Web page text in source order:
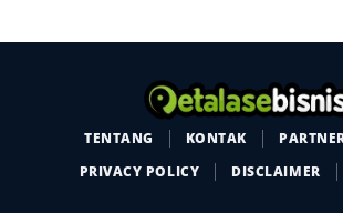
TENTANG KONTAK
PRIVACY POLICY
DISCLAIMER